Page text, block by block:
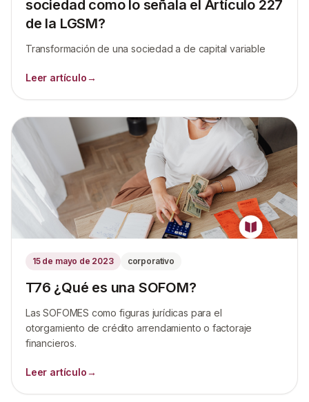
sociedad como lo señala el Artículo 227
de la LGSM?
Transformación de una sociedad a de capital variable
Leer artículo→
15 de mayo de 2023 corporativo
T76 ¿Qué es una SOFOM?
Las SOFOMES como figuras jurídicas para el
otorgamiento de crédito arrendamiento o factoraje
financieros.
Leer artículo→